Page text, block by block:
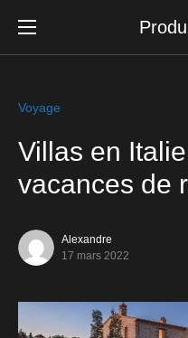
Voyage
Villas en
vacances de
Alexandre
17 mars 2022